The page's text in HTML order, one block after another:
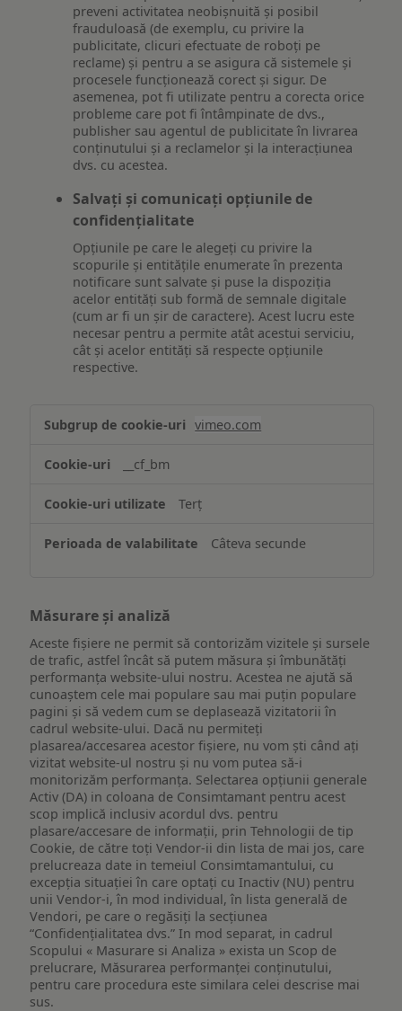
preveni activitatea neobișnuită și posibil
frauduloasă (de exemplu, cu privire la
publicitate, clicuri efectuate de roboți pe
reclame) și pentru a se asigura că sistemele și
procesele funcționează corect și sigur. De
asemenea, pot fi utilizate pentru a corecta orice
probleme care pot fi întâmpinate de dvs.,
publisher sau agentul de publicitate în livrarea
conținutului și a reclamelor și la interacțiunea
dvs. cu acestea.
Salvați și comunicați opțiunile de
confidențialitate
Opțiunile pe care le alegeți cu privire la
scopurile și entitățile enumerate în prezenta
notificare sunt salvate și puse la dispoziția
acelor entități sub formă de semnale digitale
(cum ar fi un șir de caractere). Acest lucru este
necesar pentru a permite atât acestui serviciu,
cât și acelor entități să respecte opțiunile
respective.
Asigurarea
funcționalităților
website-
ului
vimeo.com
__cf_bm
Terț
Câteva secunde
Măsurare și analiză
Aceste fișiere ne permit să contorizăm vizitele și sursele
de trafic, astfel încât să putem măsura și îmbunătăți
performanța website-ului nostru. Acestea ne ajută să
cunoaștem cele mai populare sau mai puțin populare
pagini și să vedem cum se deplasează vizitatorii în
cadrul website-ului. Dacă nu permiteți
plasarea/accesarea acestor fișiere, nu vom ști când ați
vizitat website-ul nostru și nu vom putea să-i
monitorizăm performanța. Selectarea opțiunii generale
Activ (DA) in coloana de Consimtamant pentru acest
scop implică inclusiv acordul dvs. pentru
plasare/accesare de informații, prin Tehnologii de tip
Cookie, de către toți Vendor-ii din lista de mai jos, care
prelucreaza date in temeiul Consimtamantului, cu
excepția situației în care optați cu Inactiv (NU) pentru
unii Vendor-i, în mod individual, în lista generală de
Vendori, pe care o regăsiți la secțiunea
“Confidențialitatea dvs.” In mod separat, in cadrul
Scopului « Masurare si Analiza » exista un Scop de
prelucrare, Măsurarea performanței conținutului,
pentru care procedura este similara celei descrise mai
sus.